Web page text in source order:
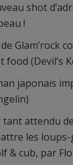
shot
!
Glam’rock
food (Devil’s
japonais
attendu
les
& cub, par